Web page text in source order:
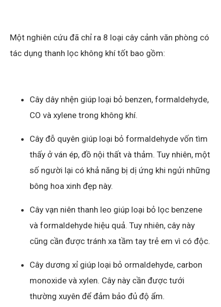
Một nghiên cứu đã chỉ ra 8 loại cây cảnh văn phòng có
tác dụng thanh lọc không khí tốt bao gồm:
Cây dây nhện giúp loại bỏ benzen, formaldehyde,
CO và xylene trong không khí.
Cây đỗ quyên giúp loại bỏ formaldehyde vốn tìm
thấy ở ván ép, đồ nội thất và thảm. Tuy nhiên, một
số người lại có khả năng bị dị ứng khi ngửi những
bông hoa xinh đẹp này.
Cây vạn niên thanh leo giúp loại bỏ lọc benzene
và formaldehyde hiệu quả. Tuy nhiên, cây này
cũng cần được tránh xa tầm tay trẻ em vì có độc.
Cây dương xỉ giúp loại bỏ ormaldehyde, carbon
monoxide và xylen. Cây này cần được tưới
thường xuyên để đảm bảo đủ độ ẩm.